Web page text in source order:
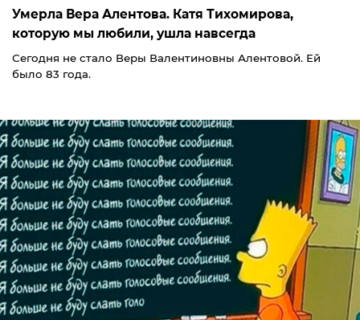
Умерла Вера Алентова. Катя Тихомирова,
которую мы любили, ушла навсегда
Сегодня не стало Веры Валентиновны Алентовой. Ей
было 83 года.